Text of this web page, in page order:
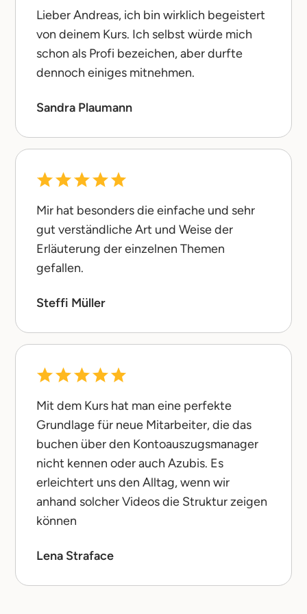
Lieber Andreas, ich bin wirklich begeistert
von deinem Kurs. Ich selbst würde mich
schon als Profi bezeichen, aber durfte
dennoch einiges mitnehmen.
Sandra Plaumann
Mir hat besonders die einfache und sehr
gut verständliche Art und Weise der
Erläuterung der einzelnen Themen
gefallen.
Steffi Müller
Mit dem Kurs hat man eine perfekte
Grundlage für neue Mitarbeiter, die das
buchen über den Kontoauszugsmanager
nicht kennen oder auch Azubis. Es
erleichtert uns den Alltag, wenn wir
anhand solcher Videos die Struktur zeigen
können
Lena Straface